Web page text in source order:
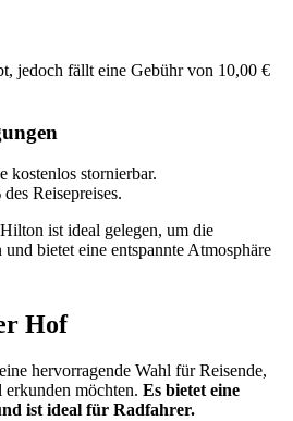
jedoch fällt eine Gebühr von 10,00 €
kostenlos stornierbar.
Reisepreises.
bietet eine entspannte Atmosphäre
Hof
hervorragende Wahl für Reisende,
möchten. Es bietet eine
ist ideal für Radfahrer.